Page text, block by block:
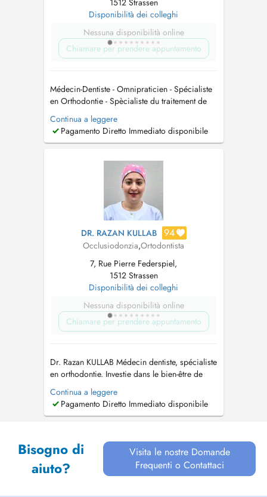
1512 Strassen
Disponibilità dei colleghi
Nessuna disponibilità online
Chiamare per prendere appuntamento
Médecin-Dentiste - Omnipraticien - Spécialiste
en Orthodontie - Spècialiste du traitement de
l'apnée du sommeil et du Ronflement par
Ortèse d'avancée mandibulaire - Spècialiste du
traitement du Bruxisme et des Douleurs
Mâchoires ). Nous (moi et...
Continua a leggere
Pagamento Diretto Immediato disponibile
DR. RAZAN KULLAB 94
Occlusiodonzia,Ortodontista
7, Rue Pierre Federspiel,
1512 Strassen
Disponibilità dei colleghi
Nessuna disponibilità online
Chiamare per prendere appuntamento
Dr. Razan KULLAB Médecin dentiste, spécialiste
en orthodontie. Investie dans le bien-être de
mes patients, je propose des soins dentaires
spécialisés avec une expertise approfondie en
orthodontie. Mon approche repose sur une
Continua a leggere
Pagamento Diretto Immediato disponibile
Bisogno di
aiuto?
Visita le nostre Domande
Frequenti o Contattaci